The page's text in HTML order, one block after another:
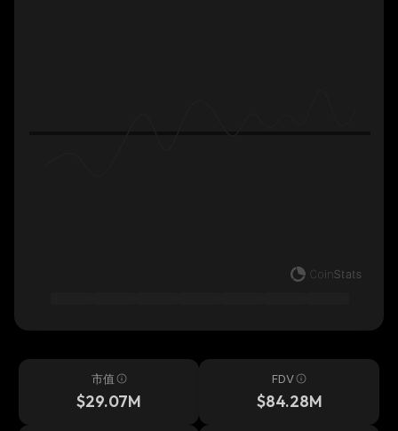
市值
$29.07M
FDV
$84.28M